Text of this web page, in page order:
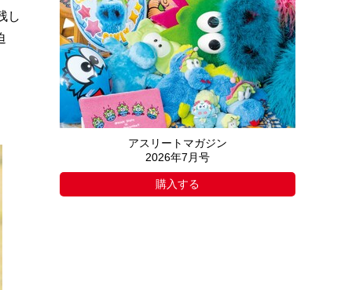
し
アスリートマガジン
2026年7月号
購入する